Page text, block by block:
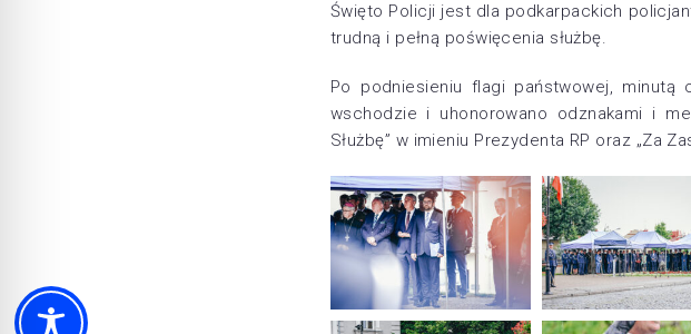
Święto Policji jest dla podkarpackich
trudną i pełną poświęcenia służbę.
Po podniesieniu flagi państwowej, minutą
wschodzie i uhonorowano odznakami i
Służbę” w imieniu Prezydenta RP oraz „Za